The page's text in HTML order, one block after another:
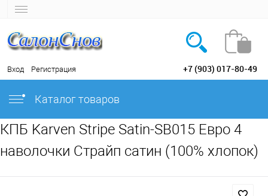
Вход Регистрация +7 (903) 017-80-49
Каталог товаров
КПБ Karven Stripe Satin-SB015 Евро 4
наволочки Страйп сатин (100% хлопок)